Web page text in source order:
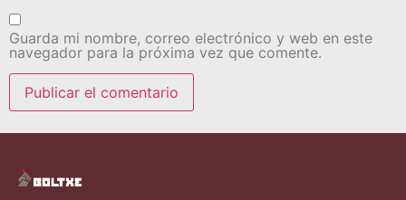
Guarda mi nombre, correo electrónico y web en este
navegador para la próxima vez que comente.